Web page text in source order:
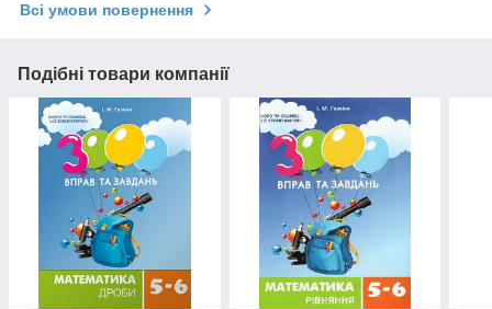
Всі умови повернення
Подібні товари компанії